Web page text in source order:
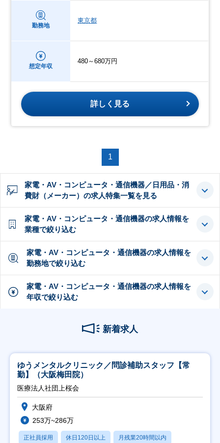
勤務地
東京都
想定年収
480～680万円
詳しく見る
1
家電・AV・コンピュータ・通信機器／日用品・消
費財（メーカー）の求人特集一覧を見る
家電・AV・コンピュータ・通信機器の求人情報を
業種で絞り込む
家電・AV・コンピュータ・通信機器の求人情報を
勤務地で絞り込む
家電・AV・コンピュータ・通信機器の求人情報を
年収で絞り込む
新着求人
ゆうメンタルクリニック／問診補助スタッフ【常
勤】（大阪梅田院）
医療法人社団上桜会
大阪府
253万~286万
正社員採用 休日120日以上 月残業20時間以内